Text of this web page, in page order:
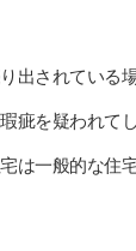
出されている
疵を疑われて
は一般的な住